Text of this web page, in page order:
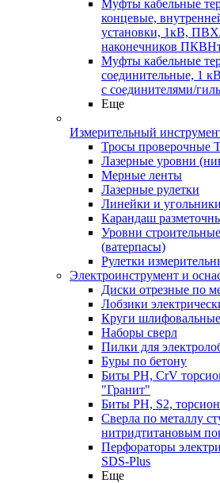
Муфты кабельные
концевые,
установки, 1кВ,
наконечников
Муфты кабельные
соединительные, 1
с соединителями/
Еще
Измерительный
Тросы проверочные
Лазерные уровни
Мерные ленты
Лазерные рулетки
Линейки и угольники
Карандаш
Уровни
(ватерпасы)
Рулетки
Электроинструмент и
Диски отрезные по
Лобзики
Круги
Наборы сверл
Пилки для
Буры по бетону
Биты PH, CrV
"Гранит"
Биты PH, S2,
Сверла по металлу
нитридтитановым
Перфораторы
SDS-Plus
Еще